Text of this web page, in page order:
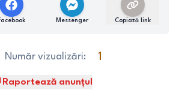
Messenger Copiază link
Număr vizualizări: 1
Raportează anunțul